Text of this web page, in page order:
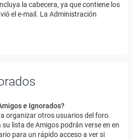
la cabecera, ya que contiene los
el e-mail. La Administración
e Ignorados?
organizar otros usuarios del foro.
lista de Amigos podrán verse en en
para un rápido acceso a ver si